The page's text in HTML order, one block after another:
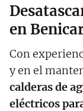
en
Con
y en el
calderas de
eléctricos